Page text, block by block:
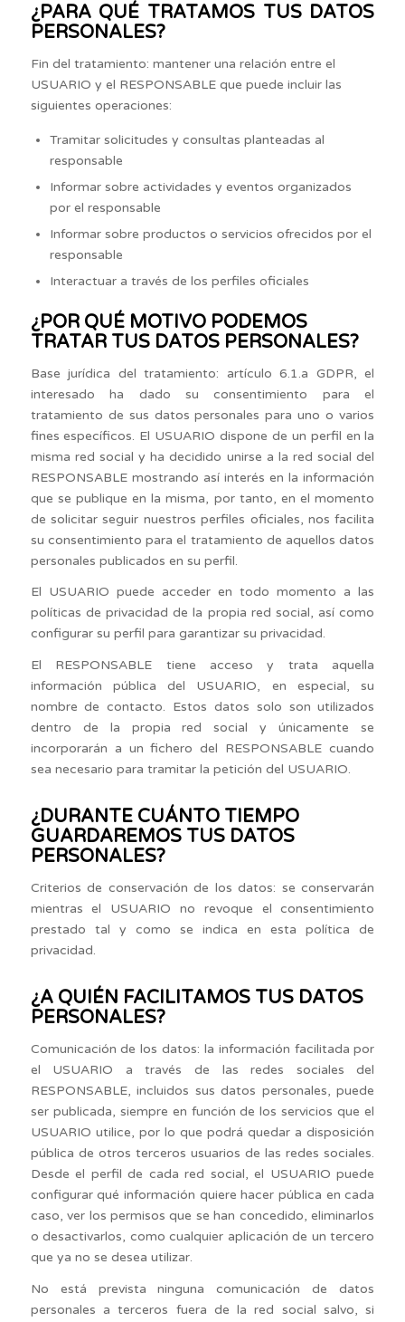
¿PARA QUÉ TRATAMOS TUS DATOS
PERSONALES?
Fin del tratamiento: mantener una relación entre el
USUARIO y el RESPONSABLE que puede incluir las
siguientes operaciones:
Tramitar solicitudes y consultas planteadas al
responsable
Informar sobre actividades y eventos organizados
por el responsable
Informar sobre productos o servicios ofrecidos por el
responsable
Interactuar a través de los perfiles oficiales
¿POR QUÉ MOTIVO PODEMOS
TRATAR TUS DATOS PERSONALES?
Base jurídica del tratamiento: artículo 6.1.a GDPR, el
interesado ha dado su consentimiento para el
tratamiento de sus datos personales para uno o varios
fines específicos. El USUARIO dispone de un perfil en la
misma red social y ha decidido unirse a la red social del
RESPONSABLE mostrando así interés en la información
que se publique en la misma, por tanto, en el momento
de solicitar seguir nuestros perfiles oficiales, nos facilita
su consentimiento para el tratamiento de aquellos datos
personales publicados en su perfil.
El USUARIO puede acceder en todo momento a las
políticas de privacidad de la propia red social, así como
configurar su perfil para garantizar su privacidad.
El RESPONSABLE tiene acceso y trata aquella
información pública del USUARIO, en especial, su
nombre de contacto. Estos datos solo son utilizados
dentro de la propia red social y únicamente se
incorporarán a un fichero del RESPONSABLE cuando
sea necesario para tramitar la petición del USUARIO.
¿DURANTE CUÁNTO TIEMPO
GUARDAREMOS TUS DATOS
PERSONALES?
Criterios de conservación de los datos: se conservarán
mientras el USUARIO no revoque el consentimiento
prestado tal y como se indica en esta política de
privacidad.
¿A QUIÉN FACILITAMOS TUS DATOS
PERSONALES?
Comunicación de los datos: la información facilitada por
el USUARIO a través de las redes sociales del
RESPONSABLE, incluidos sus datos personales, puede
ser publicada, siempre en función de los servicios que el
USUARIO utilice, por lo que podrá quedar a disposición
pública de otros terceros usuarios de las redes sociales.
Desde el perfil de cada red social, el USUARIO puede
configurar qué información quiere hacer pública en cada
caso, ver los permisos que se han concedido, eliminarlos
o desactivarlos, como cualquier aplicación de un tercero
que ya no se desea utilizar.
No está prevista ninguna comunicación de datos
personales a terceros fuera de la red social salvo, si